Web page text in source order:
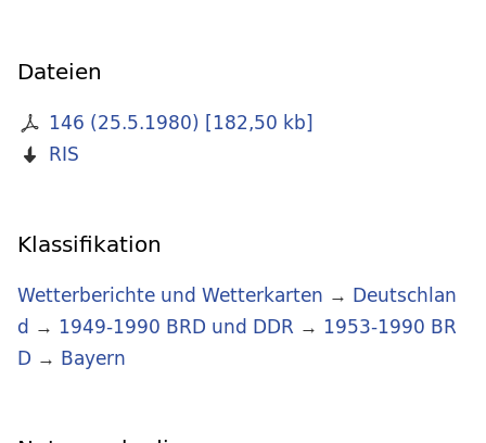
Dateien
146 (25.5.1980) [182,50 kb]
RIS
Klassifikation
Wetterberichte und Wetterkarten → Deutschlan
d → 1949-1990 BRD und DDR → 1953-1990 BR
D → Bayern